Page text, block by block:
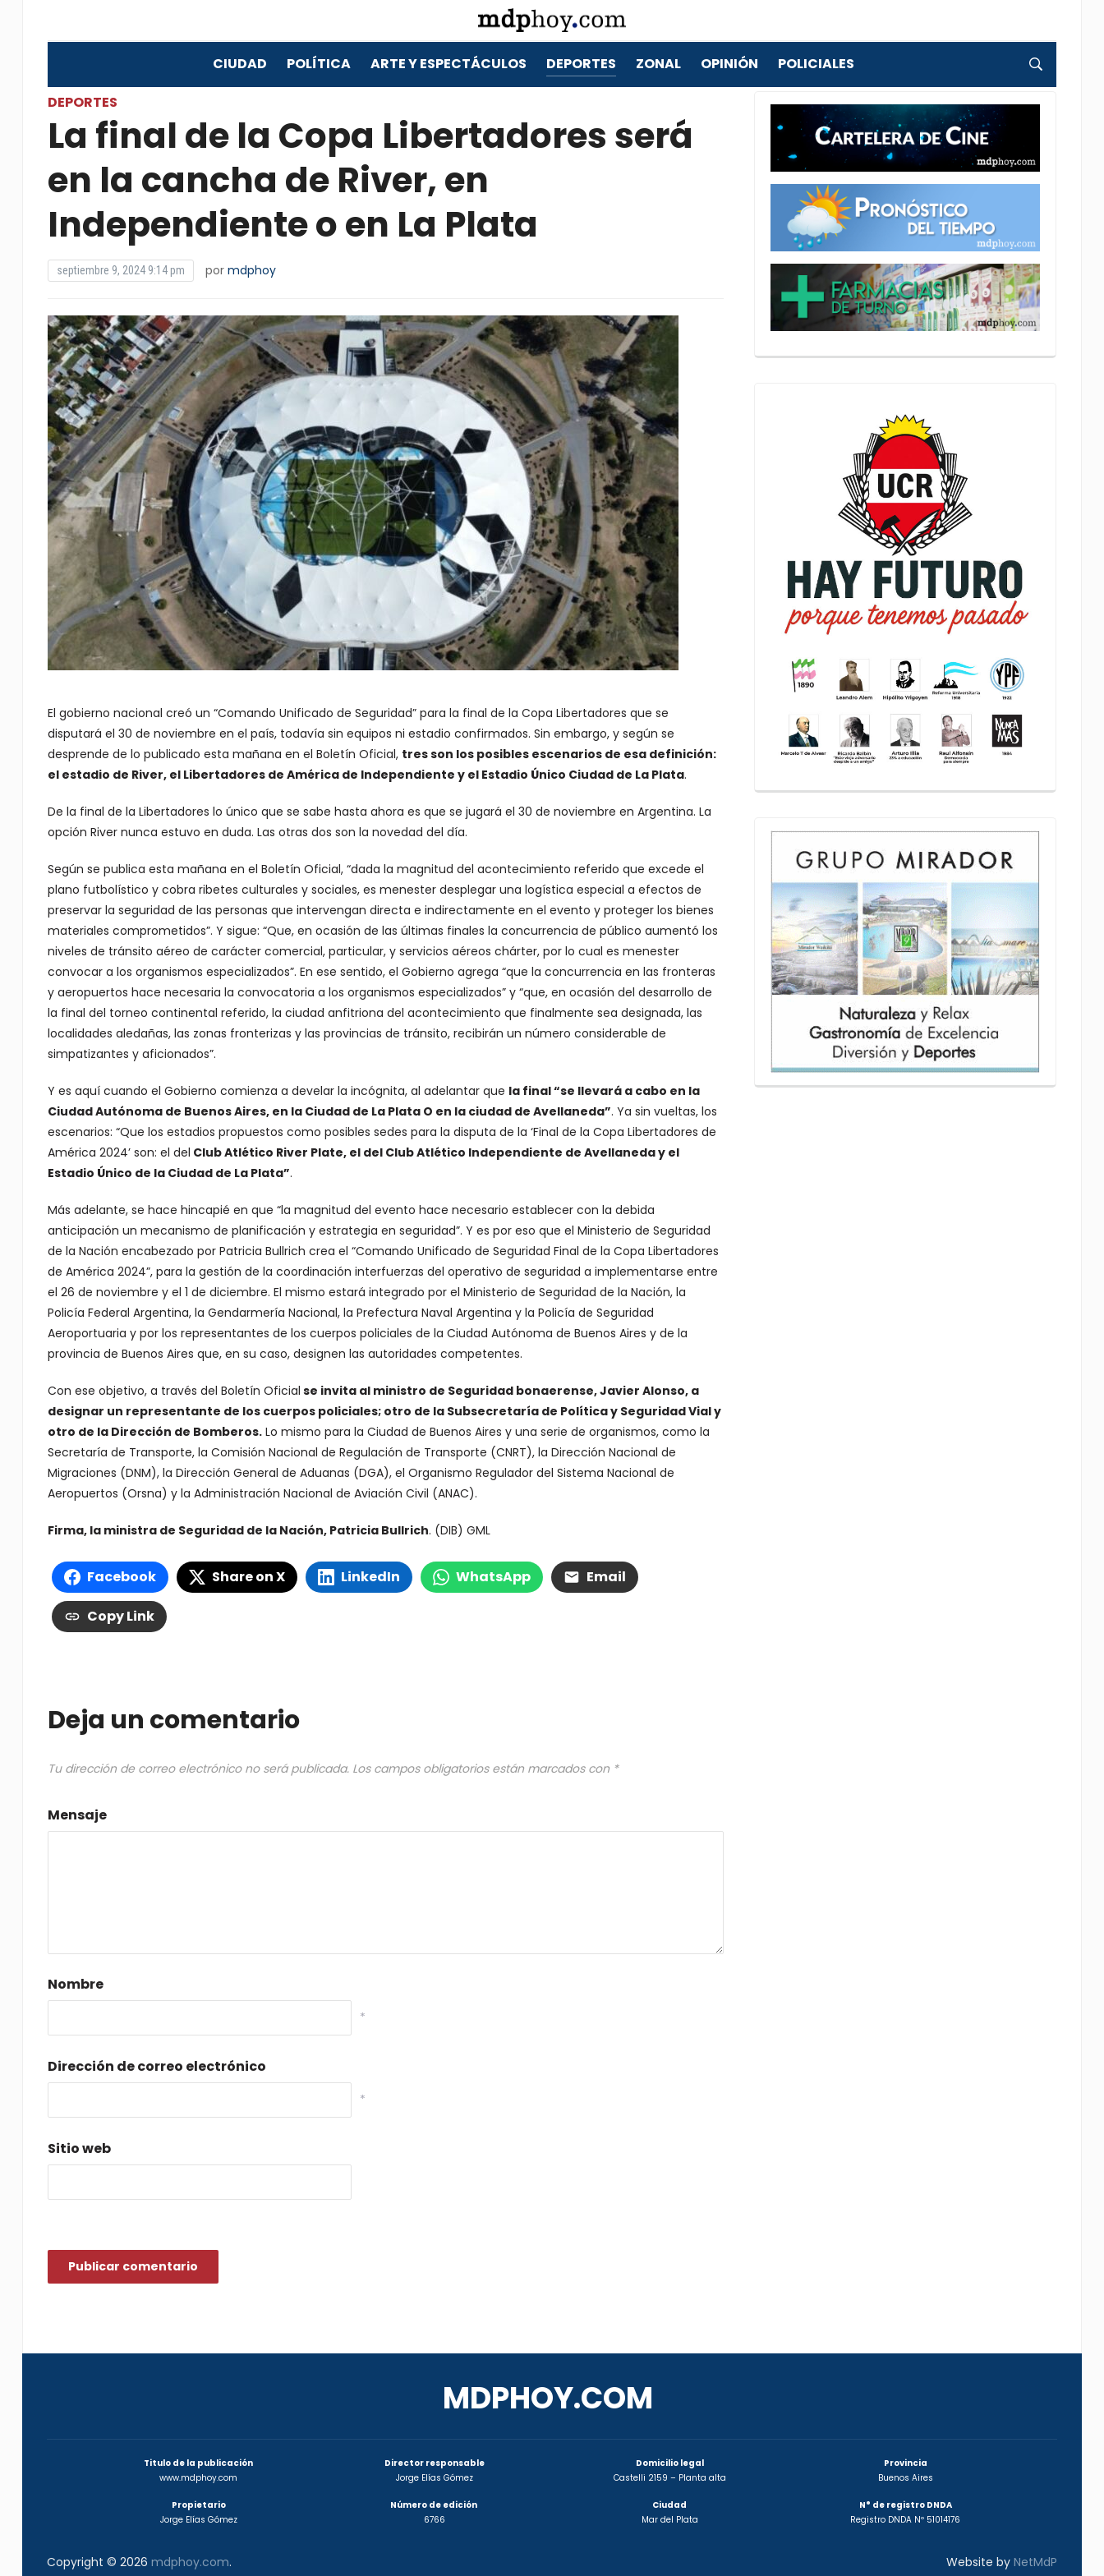
CIUDAD POLÍTICA ARTE Y ESPECTÁCULOS DEPORTES ZONAL OPINIÓN POLICIALES
DEPORTES
La final de la Copa Libertadores será
en la cancha de River, en
Independiente o en La Plata
septiembre 9, 2024 9:14 pm por mdphoy
El gobierno nacional creó un “Comando Unificado de Seguridad” para la final de la Copa Libertadores que se
disputará el 30 de noviembre en el país, todavía sin equipos ni estadio confirmados. Sin embargo, y según se
desprende de lo publicado esta mañana en el Boletín Oficial, tres son los posibles escenarios de esa definición:
el estadio de River, el Libertadores de América de Independiente y el Estadio Único Ciudad de La Plata.
De la final de la Libertadores lo único que se sabe hasta ahora es que se jugará el 30 de noviembre en Argentina. La
opción River nunca estuvo en duda. Las otras dos son la novedad del día.
Según se publica esta mañana en el Boletín Oficial, “dada la magnitud del acontecimiento referido que excede el
plano futbolístico y cobra ribetes culturales y sociales, es menester desplegar una logística especial a efectos de
preservar la seguridad de las personas que intervengan directa e indirectamente en el evento y proteger los bienes
materiales comprometidos”. Y sigue: “Que, en ocasión de las últimas finales la concurrencia de público aumentó los
niveles de tránsito aéreo de carácter comercial, particular, y servicios aéreos chárter, por lo cual es menester
convocar a los organismos especializados”. En ese sentido, el Gobierno agrega “que la concurrencia en las fronteras
y aeropuertos hace necesaria la convocatoria a los organismos especializados” y “que, en ocasión del desarrollo de
la final del torneo continental referido, la ciudad anfitriona del acontecimiento que finalmente sea designada, las
localidades aledañas, las zonas fronterizas y las provincias de tránsito, recibirán un número considerable de
simpatizantes y aficionados”.
Y es aquí cuando el Gobierno comienza a develar la incógnita, al adelantar que la final “se llevará a cabo en la
Ciudad Autónoma de Buenos Aires, en la Ciudad de La Plata O en la ciudad de Avellaneda”. Ya sin vueltas, los
escenarios: “Que los estadios propuestos como posibles sedes para la disputa de la ‘Final de la Copa Libertadores de
América 2024’ son: el del Club Atlético River Plate, el del Club Atlético Independiente de Avellaneda y el
Estadio Único de la Ciudad de La Plata”.
Más adelante, se hace hincapié en que “la magnitud del evento hace necesario establecer con la debida
anticipación un mecanismo de planificación y estrategia en seguridad”. Y es por eso que el Ministerio de Seguridad
de la Nación encabezado por Patricia Bullrich crea el “Comando Unificado de Seguridad Final de la Copa Libertadores
de América 2024”, para la gestión de la coordinación interfuerzas del operativo de seguridad a implementarse entre
el 26 de noviembre y el 1 de diciembre. El mismo estará integrado por el Ministerio de Seguridad de la Nación, la
Policía Federal Argentina, la Gendarmería Nacional, la Prefectura Naval Argentina y la Policía de Seguridad
Aeroportuaria y por los representantes de los cuerpos policiales de la Ciudad Autónoma de Buenos Aires y de la
provincia de Buenos Aires que, en su caso, designen las autoridades competentes.
Con ese objetivo, a través del Boletín Oficial se invita al ministro de Seguridad bonaerense, Javier Alonso, a
designar un representante de los cuerpos policiales; otro de la Subsecretaría de Política y Seguridad Vial y
otro de la Dirección de Bomberos.Lo mismo para la Ciudad de Buenos Aires y una serie de organismos, como la
Secretaría de Transporte, la Comisión Nacional de Regulación de Transporte (CNRT), la Dirección Nacional de
Migraciones (DNM), la Dirección General de Aduanas (DGA), el Organismo Regulador del Sistema Nacional de
Aeropuertos (Orsna) y la Administración Nacional de Aviación Civil (ANAC).
Firma, la ministra de Seguridad de la Nación, Patricia Bullrich. (DIB) GML
Facebook Share on X LinkedIn WhatsApp Email
Copy Link
Deja un comentario
Tu dirección de correo electrónico no será publicada. Los campos obligatorios están marcados con *
Mensaje
Nombre
*
Dirección de correo electrónico
*
Sitio web
MDPHOY.COM
Titulo de la publicación
www.mdphoy.com
Propietario
Jorge Elías Gómez
Director responsable
Jorge Elías Gómez
Número de edición
6766
Domicilio legal
Castelli 2159 – Planta alta
Ciudad
Mar del Plata
Provincia
Buenos Aires
N° de registro DNDA
Registro DNDA Nº 51014176
Copyright © 2026 mdphoy.com. Website byNetMdP